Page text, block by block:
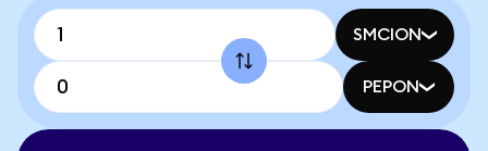
SMCION
PEPON